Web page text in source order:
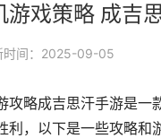
游戏策略 成吉
时间：2025-09-05
攻略成吉思汗手游是
利，以下是一些攻略和